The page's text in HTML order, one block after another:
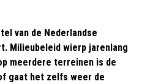
van de Nederlandse
Milieubeleid wierp jarenlang
meerdere terreinen is de
gaat het zelfs weer de